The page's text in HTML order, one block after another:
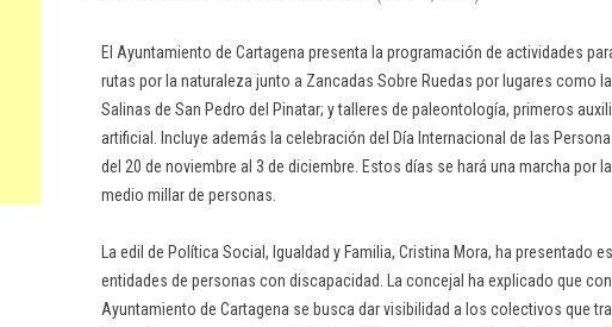
El Ayuntamiento de Cartagena presenta la programación de actividades
rutas por la naturaleza junto a Zancadas Sobre Ruedas por lugares como
Salinas de San Pedro del Pinatar; y talleres de paleontología, primeros
artificial. Incluye además la celebración del Día Internacional de las
del 20 de noviembre al 3 de diciembre. Estos días se hará una marcha por
medio millar de personas.
La edil de Política Social, Igualdad y Familia, Cristina Mora, ha presentado
entidades de personas con discapacidad. La concejal ha explicado que
Ayuntamiento de Cartagena se busca dar visibilidad a los colectivos que